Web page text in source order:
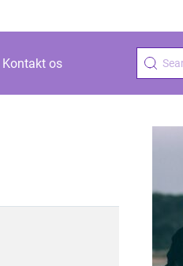
Kontakt os